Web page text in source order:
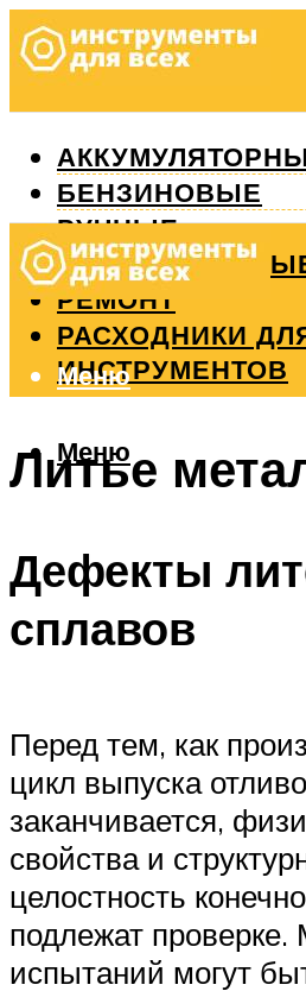
БЕНЗИНОВЫЕ
РУЧНЫЕ
РЕМОНТ
РАСХОДНИКИ
ИНСТРУМЕНТОВ
Меню
Меню
Литье
Дефекты
сплавов
Перед тем, как
цикл выпуска
заканчивается,
свойства и
целостность
подлежат проверке.
испытаний могут